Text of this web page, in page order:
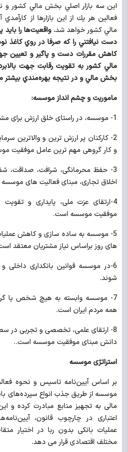
اين سه بازار اصلي بخش مالي كشور و
فعالين هر يك از اين بازارها از كارآمدي
مالي كشور خواهد شد. واقعيت‌ها را بايد
دست نيافتني را كه صرفا در روي كاغذ
كاهش مقررات دست و پاگير و تعيين
مالي كشور به تقويت رقابت جهت
بخش‌ مالي و در نتيجه بهره‌مندي بيشتر
ماموریت و چشم انداز موسسه:
1- موسسه، در راستای خلق ارزش برای مشتریان خود است.
2- کارکنان پر ارزش ترین و والاترین
و کار گروهی مهم ترین عامل موفقیت
3- حفظ محرمانگی، شرافت، صداقت،
اخلاق تجاری، مبنای فعالیت های
4-ارتقای عزت ملی، پایداری و
موفقیت موسسه است.
5- موسسه به ساده سازی و کاهش
های روز براساس نیاز مشتریان معتقد
6-در موسسه قوانین بانکداری داخلی
شوند.
7- موسسه وابسته به هیچ شخص یا
همه مردم ایران است.
8- ارتقای علمی، تخصصی و تجربی در
دانش مبنای موفقیت موسسه است..
استراتژی موسسه
بر اساس آیین‌نامه تاسیس و نحوه
موسسه از طریق جذب انواع سپرده‌های
مالی به تجهیز منابع مبادرت کرده و
اعتباری در چارچوب قانون،
عملیات بانکی بدون ربا در اختیار
مختلف اقتصادی قرار می دهد.